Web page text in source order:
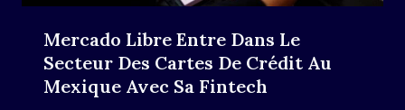
Mercado Libre Entre Dans Le
Secteur Des Cartes De Crédit Au
Mexique Avec Sa Fintech